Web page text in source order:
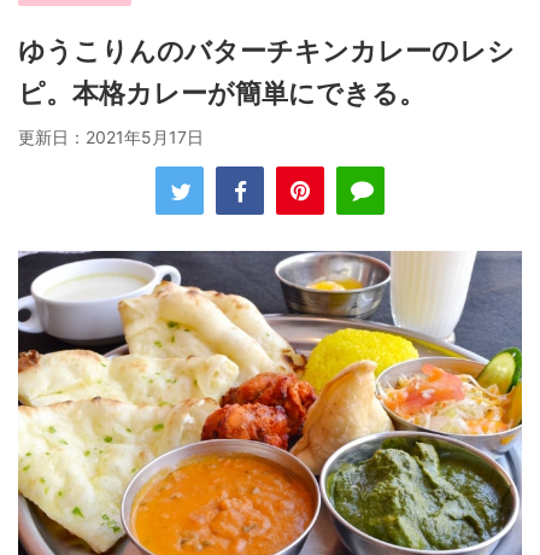
ゆうこりんのバターチキンカレーのレシ
ピ。本格カレーが簡単にできる。
更新日： 2021年5月17日